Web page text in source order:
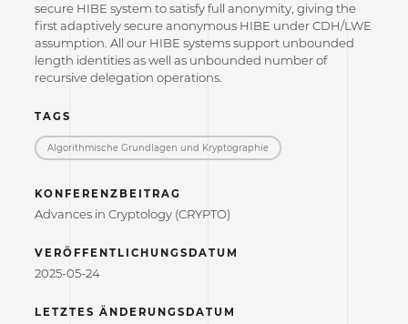
secure HIBE system to satisfy full anonymity, giving the
first adaptively secure anonymous HIBE under CDH/LWE
assumption. All our HIBE systems support unbounded
length identities as well as unbounded number of
recursive delegation operations.
TAGS
Algorithmische Grundlagen und Kryptographie
KONFERENZBEITRAG
Advances in Cryptology (CRYPTO)
VERÖFFENTLICHUNGSDATUM
2025-05-24
LETZTES ÄNDERUNGSDATUM